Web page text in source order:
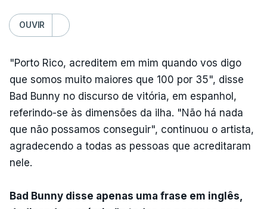
OUVIR
"Porto Rico, acreditem em mim quando vos digo
que somos muito maiores que 100 por 35", disse
Bad Bunny no discurso de vitória, em espanhol,
referindo-se às dimensões da ilha. "Não há nada
que não possamos conseguir", continuou o artista,
agradecendo a todas as pessoas que acreditaram
nele.
Bad Bunny disse apenas uma frase em inglês,